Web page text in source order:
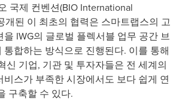
국제 컨벤션(BIO International
개된 이 최초의 협력은 스마트랩스의 고
IWG의 글로벌 플렉서블 업무 공간 브
통합하는 방식으로 진행된다. 이를 통해
신 기업, 기관 및 투자자들은 전 세계의
스가 부족한 시장에서도 보다 쉽게 연
구축할 수 있다.